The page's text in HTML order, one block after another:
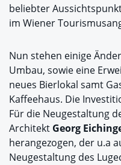
beliebter
im Wiener
Nun stehen einige
Umbau, sowie eine
neues Bierlokal samt
Kaffeehaus. Die
Für die Neugestaltung
Architekt Georg
herangezogen, der u.a
Neugestaltung des